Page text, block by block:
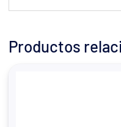
Productos